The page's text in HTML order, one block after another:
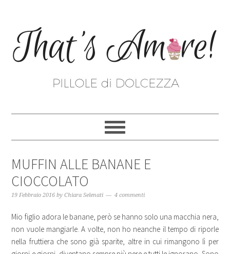
MUFFIN ALLE BANANE E
CIOCCOLATO
19 Febbraio 2016 byChiara Selenati 4 commenti
Mio figlio adora le banane, però se hanno solo una macchia nera,
non vuole mangiarle. A volte, non ho neanche il tempo di riporle
nella fruttiera che sono già sparite, altre in cui rimangono lì per